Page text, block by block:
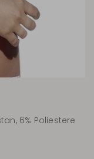
6% Poliestere